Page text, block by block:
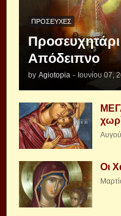
ΠΡΟΣΕΥΧΈΣ
Απόδειπνο
by Agiotopia - Ιουνίου 07,
Οι